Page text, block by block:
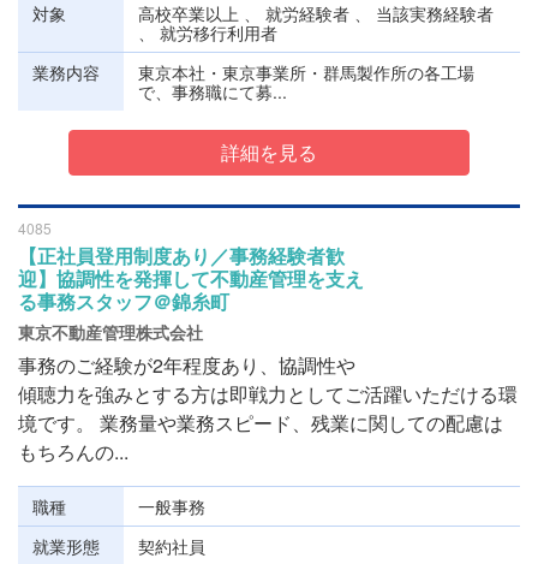
対象
高校卒業以上 、 就労経験者 、 当該実務経験者
、 就労移行利用者
業務内容
東京本社・東京事業所・群馬製作所の各工場
で、事務職にて募...
詳細を見る
4085
【正社員登用制度あり／事務経験者歓
迎】協調性を発揮して不動産管理を支え
る事務スタッフ＠錦糸町
東京不動産管理株式会社
事務のご経験が2年程度あり、協調性や
傾聴力を強みとする方は即戦力としてご活躍いただける環
境です。 業務量や業務スピード、残業に関しての配慮は
もちろんの...
職種
一般事務
就業形態
契約社員